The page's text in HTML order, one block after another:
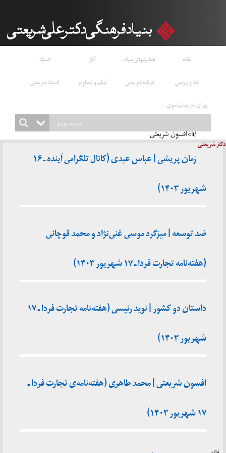
خانه فعالیتهای بنیاد آثار
اسناد
نقد و بررسی
درباره شریعتی فیلم و تصاویر
استاد شریعتی
پوران شریعت‌رضوی
دکتر شریعتی
/li>افسون شریعتی
زمان پریشی | عباس عبدی (کانال تلگرامی آینده ـ ۱۶
شهریور ۱۴۰۳)
ضد توسعه | میزگرد موسی غنی‌نژاد و محمد قوچانی
(هفته‌نامه تجارت فردا ـ ۱۷ شهریور ۱۴۰۳)
داستان دو کشور |‌ نوید رئیسی (هفته‌نامه‌ تجارت فردا ـ ۱۷
شهریور ۱۴۰۳)
افسون شریعتی | محمد طاهری (هفته‌نامه‌ی تجارت فردا ـ
۱۷ شهریور ۱۴۰۳)